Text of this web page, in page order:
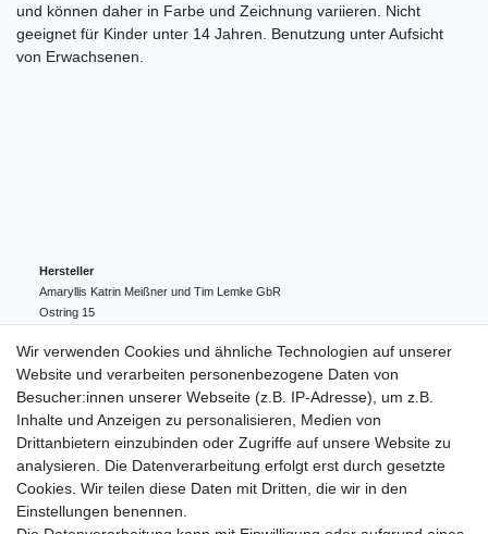
und können daher in Farbe und Zeichnung variieren. Nicht
geeignet für Kinder unter 14 Jahren. Benutzung unter Aufsicht
von Erwachsenen.
Hersteller
Amaryllis Katrin Meißner und Tim Lemke GbR
Ostring 15
004943548099856
amaryllis-eckernfoerde@t-online.de
EU-Verantwortlicher
Amaryllis Katrin Meißner und Tim Lemke GbR
Ostring
15
004943548099856
amaryllis-eckernfoerde@t-online.de
Wir verwenden Cookies und ähnliche Technologien auf unserer
Website und verarbeiten personenbezogene Daten von
Besucher:innen unserer Webseite (z.B. IP-Adresse), um z.B.
Inhalte und Anzeigen zu personalisieren, Medien von
Drittanbietern einzubinden oder Zugriffe auf unsere Website zu
analysieren. Die Datenverarbeitung erfolgt erst durch gesetzte
Cookies. Wir teilen diese Daten mit Dritten, die wir in den
Einstellungen benennen.